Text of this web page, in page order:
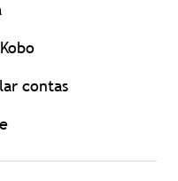
contas